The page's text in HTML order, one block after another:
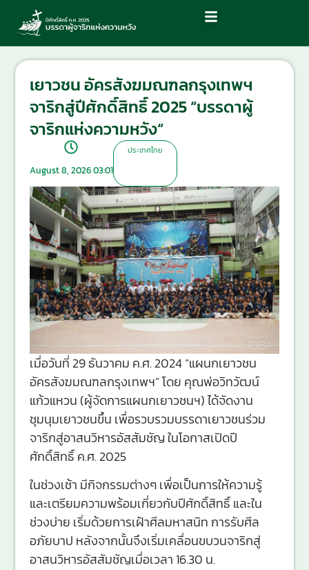
เยาวชน อัครสังฆมณฑลกรุงเทพฯ
จาริกสู่ปีศักดิ์สิทธิ์ 2025 “บรรดาผู้
จาริกแห่งความหวัง“
August 8, 2026 03:01
ประเทศไทย
เมื่อวันที่ 29 ธันวาคม ค.ศ. 2024 “แผนกเยาวชน
อัครสังฆมณฑลกรุงเทพฯ” โดย คุณพ่อวิทวัฒน์
แก้วแหวน (ผู้จัดการแผนกเยาวชนฯ) ได้จัดงาน
ชุมนุมเยาวชนขึ้น เพื่อรวบรวมบรรดาเยาวชนร่วม
จาริกสู่อาสนวิหารอัสสัมชัญ ในโอกาสเปิดปี
ศักดิ์สิทธิ์ ค.ศ. 2025
ในช่วงเช้า มีกิจกรรมต่างๆ เพื่อเป็นการให้ความรู้
และเตรียมความพร้อมเกี่ยวกับปีศักดิ์สิทธิ์ และใน
ช่วงบ่าย เริ่มด้วยการเฝ้าศีลมหาสนิท การรับศีล
อภัยบาป หลังจากนั้นจึงเริ่มเคลื่อนขบวนจาริกสู่
อาสนวิหารอัสสัมชัญเมื่อเวลา 16.30 น.